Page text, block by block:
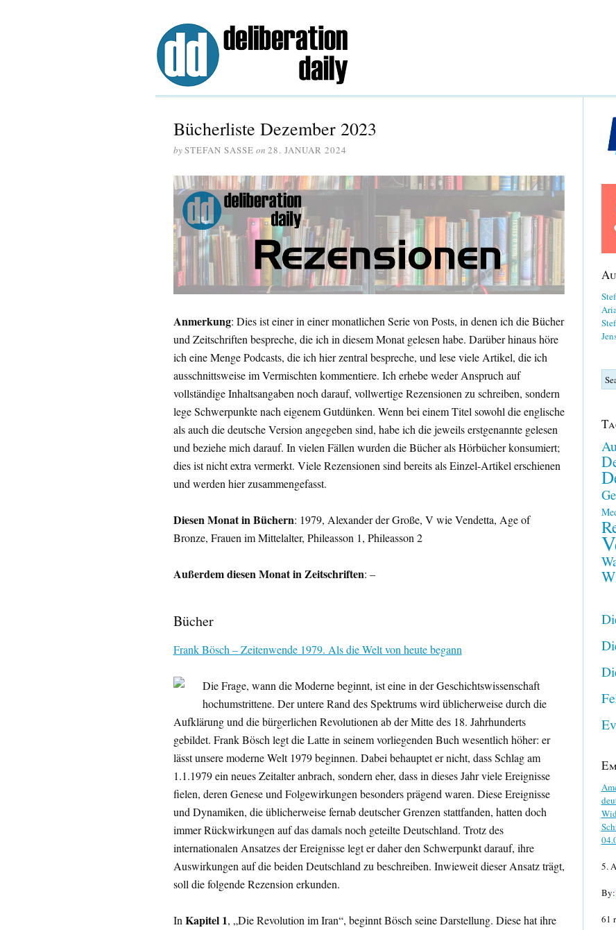
Bücherliste Dezember 2023
bySTEFAN SASSE on 28. JANUAR 2024
Anmerkung: Dies ist einer in einer monatlichen Serie von Posts, in denen ich die Bücher
und Zeitschriften bespreche, die ich in diesem Monat gelesen habe. Darüber hinaus höre
ich eine Menge Podcasts, die ich hier zentral bespreche, und lese viele Artikel, die ich
ausschnittsweise im Vermischten kommentiere. Ich erhebe weder Anspruch auf
vollständige Inhaltsangaben noch darauf, vollwertige Rezensionen zu schreiben, sondern
lege Schwerpunkte nach eigenem Gutdünken. Wenn bei einem Titel sowohl die englische
als auch die deutsche Version angegeben sind, habe ich die jeweils erstgenannte gelesen
und beziehe mich darauf. In vielen Fällen wurden die Bücher als Hörbücher konsumiert;
dies ist nicht extra vermerkt. Viele Rezensionen sind bereits als Einzel-Artikel erschienen
und werden hier zusammengefasst.
Diesen Monat in Büchern: 1979, Alexander der Große, V wie Vendetta, Age of
Bronze, Frauen im Mittelalter, Phileasson 1, Phileasson 2
Außerdem diesen Monat in Zeitschriften: –
Bücher
Frank Bösch – Zeitenwende 1979. Als die Welt von heute begann
Die Frage, wann die Moderne beginnt, ist eine in der Geschichtswissenschaft
hochumstrittene. Der untere Rand des Spektrums wird üblicherweise durch die
Aufklärung und die bürgerlichen Revolutionen ab der Mitte des 18. Jahrhunderts
gebildet. Frank Bösch legt die Latte in seinem vorliegenden Buch wesentlich höher: er
lässt unsere moderne Welt 1979 beginnen. Dabei behauptet er nicht, dass Schlag am
1.1.1979 ein neues Zeitalter anbrach, sondern eher, dass in dieses Jahr viele Ereignisse
fielen, deren Genese und Folgewirkungen besonders prägend waren. Diese Ereignisse
und Dynamiken, die üblicherweise fernab deutscher Grenzen stattfanden, hatten doch
immer Rückwirkungen auf das damals noch geteilte Deutschland. Trotz des
internationalen Ansatzes der Ereignisse legt er daher den Schwerpunkt darauf, ihre
Auswirkungen auf die beiden Deutschland zu beschreiben. Inwieweit dieser Ansatz trägt,
soll die folgende Rezension erkunden.
InKapitel 1, „Die Revolution im Iran“, beginnt Bösch seine Darstellung. Diese hat ihre
5.
By:
61